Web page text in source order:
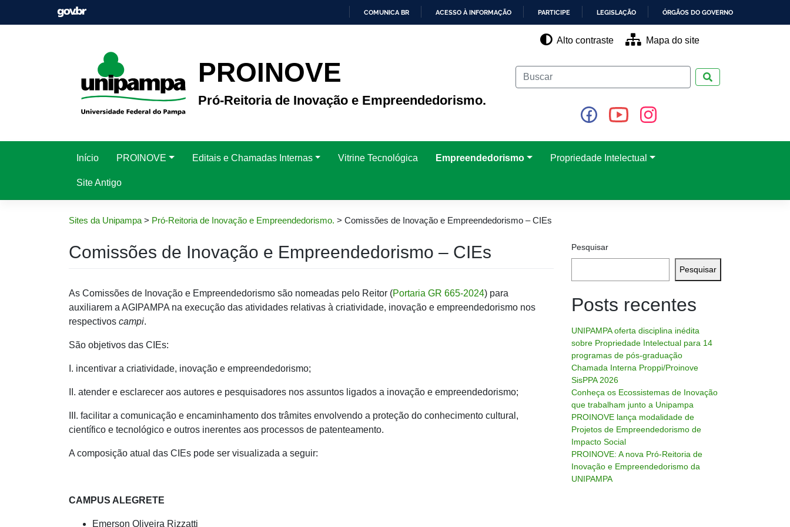
COMUNICA BR ACESSO À INFORMAÇÃO PARTICIPE LEGISLAÇÃO ÓRGÃOS DO GOVERNO
PROINOVE
Pró-Reitoria de Inovação e Empreendedorismo.
Alto contraste Mapa do site
Início PROINOVE Editais e Chamadas Internas Vitrine Tecnológica Empreendedorismo Propriedade Intelectual
Site Antigo
Sites da Unipampa> Pró-Reitoria de Inovação e Empreendedorismo. > Comissões de Inovação e Empreendedorismo – CIEs
Comissões de Inovação e Empreendedorismo – CIEs
As Comissões de Inovação e Empreendedorismo são nomeadas pelo Reitor (Portaria GR 665-2024) para
auxiliarem a AGIPAMPA na execução das atividades relativas à criatividade, inovação e empreendedorismo nos
respectivos campi.
São objetivos das CIEs:
I. incentivar a criatividade, inovação e empreendedorismo;
II. atender e esclarecer aos autores e pesquisadores nos assuntos ligados a inovação e empreendedorismo;
III. facilitar a comunicação e encaminhamento dos trâmites envolvendo a proteção do conhecimento cultural,
científico e tecnológico e outros inerentes aos processos de patenteamento.
A composição atual das CIEs pode ser visualizada a seguir:
CAMPUS ALEGRETE
Emerson Oliveira Rizzatti
Pesquisar
Pesquisar
Posts recentes
UNIPAMPA oferta disciplina inédita
sobre Propriedade Intelectual para 14
programas de pós-graduação
Chamada Interna Proppi/Proinove
SisPPA 2026
Conheça os Ecossistemas de Inovação
que trabalham junto a Unipampa
PROINOVE lança modalidade de
Projetos de Empreendedorismo de
Impacto Social
PROINOVE: A nova Pró-Reitoria de
Inovação e Empreendedorismo da
UNIPAMPA